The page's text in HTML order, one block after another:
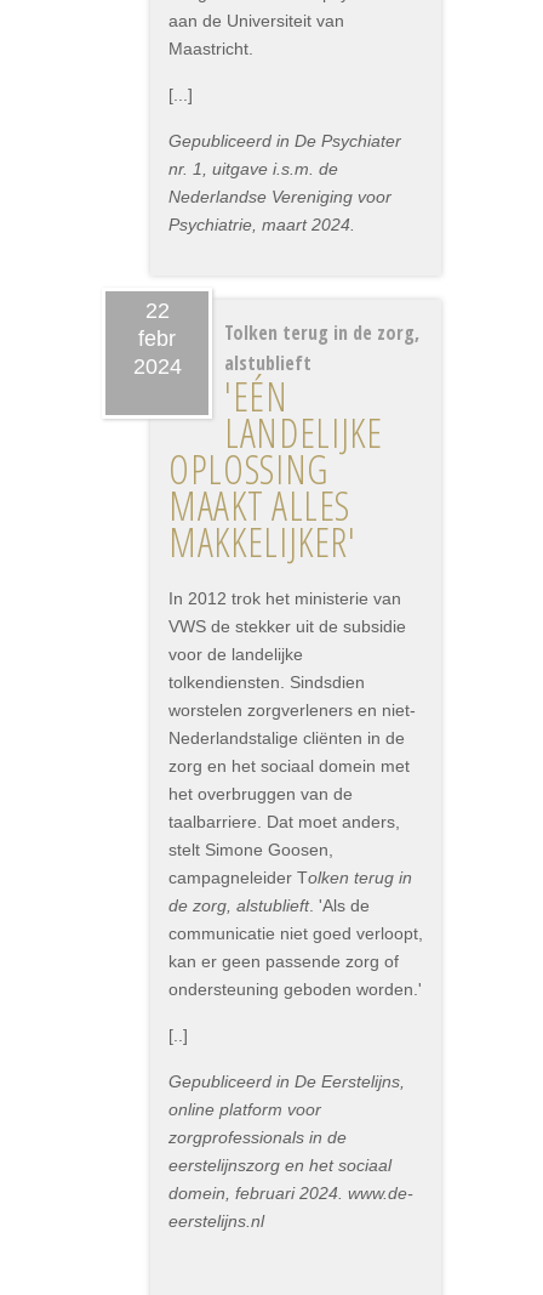
aan de Universiteit van
Maastricht.
[...]
Gepubliceerd in De Psychiater
nr. 1, uitgave i.s.m. de
Nederlandse Vereniging voor
Psychiatrie, maart 2024.
22
febr
2024
Tolken terug in de zorg,
alstublieft
'EÉN
LANDELIJKE
OPLOSSING
MAAKT ALLES
MAKKELIJKER'
In 2012 trok het ministerie van
VWS de stekker uit de subsidie
voor de landelijke
tolkendiensten. Sindsdien
worstelen zorgverleners en niet-
Nederlandstalige cliënten in de
zorg en het sociaal domein met
het overbruggen van de
taalbarriere. Dat moet anders,
stelt Simone Goosen,
campagneleider Tolken terug in
de zorg, alstublieft. 'Als de
communicatie niet goed verloopt,
kan er geen passende zorg of
ondersteuning geboden worden.'
[..]
Gepubliceerd in De Eerstelijns,
online platform voor
zorgprofessionals in de
eerstelijnszorg en het sociaal
domein, februari 2024. www.de-
eerstelijns.nl